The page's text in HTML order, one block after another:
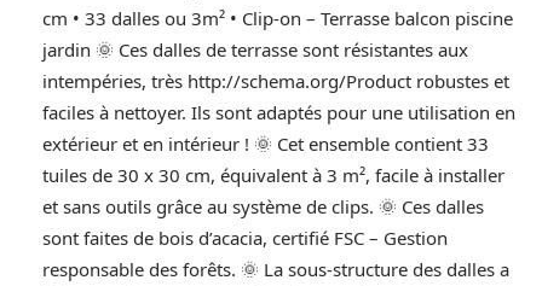
cm • 33 dalles ou 3m² • Clip-on – Terrasse balcon piscine
jardin 🌞 Ces dalles de terrasse sont résistantes aux
intempéries, très http://schema.org/Product robustes et
faciles à nettoyer. Ils sont adaptés pour une utilisation en
extérieur et en intérieur ! 🌞 Cet ensemble contient 33
tuiles de 30 x 30 cm, équivalent à 3 m², facile à installer
et sans outils grâce au système de clips. 🌞 Ces dalles
sont faites de bois d’acacia, certifié FSC – Gestion
responsable des forêts. 🌞 La sous-structure des dalles a